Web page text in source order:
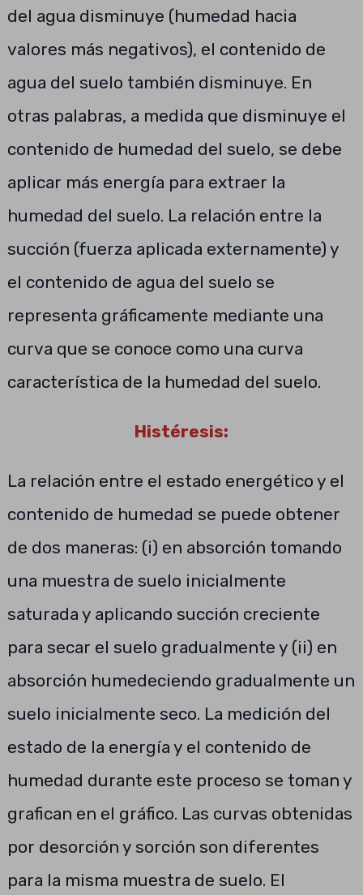
del agua disminuye (humedad hacia
valores más negativos), el contenido de
agua del suelo también disminuye. En
otras palabras, a medida que disminuye el
contenido de humedad del suelo, se debe
aplicar más energía para extraer la
humedad del suelo. La relación entre la
succión (fuerza aplicada externamente) y
el contenido de agua del suelo se
representa gráficamente mediante una
curva que se conoce como una curva
característica de la humedad del suelo.
Histéresis:
La relación entre el estado energético y el
contenido de humedad se puede obtener
de dos maneras: (i) en absorción tomando
una muestra de suelo inicialmente
saturada y aplicando succión creciente
para secar el suelo gradualmente y (ii) en
absorción humedeciendo gradualmente un
suelo inicialmente seco. La medición del
estado de la energía y el contenido de
humedad durante este proceso se toman y
grafican en el gráfico. Las curvas obtenidas
por desorción y sorción son diferentes
para la misma muestra de suelo. El